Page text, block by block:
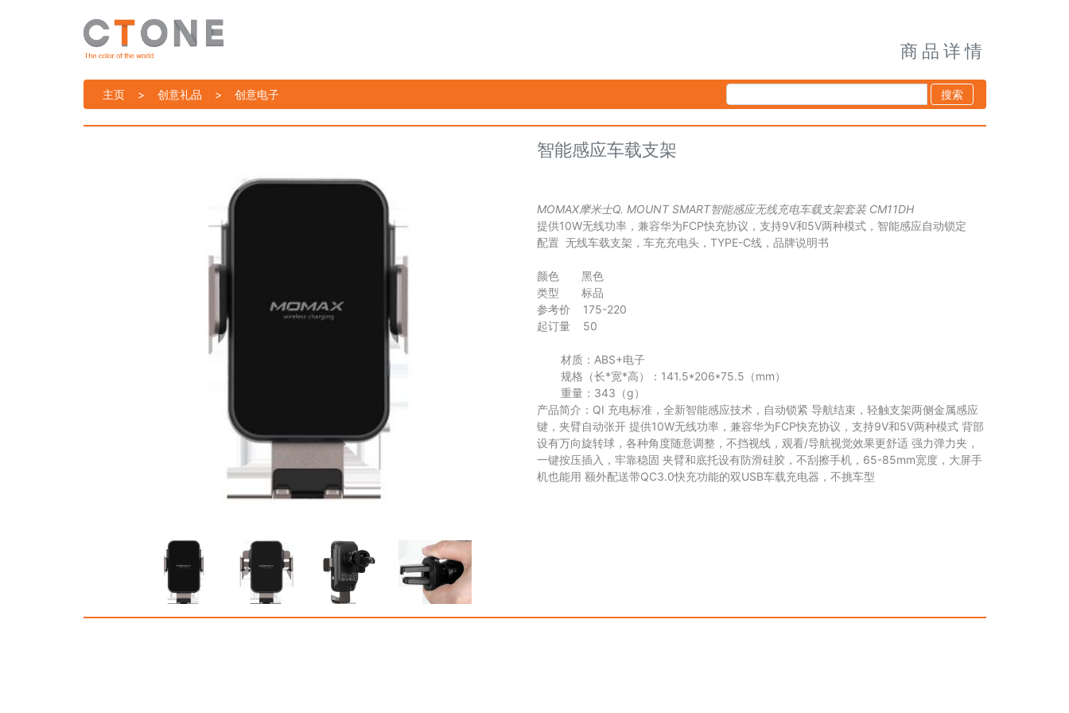
商品详情
主页 > 创意礼品 > 创意电子 搜索
智能感应车载支架
MOMAX摩米士Q. MOUNT SMART智能感应无线充电车载支架套装 CM11DH
提供10W无线功率，兼容华为FCP快充协议，支持9V和5V两种模式，智能感应自动锁定
配置 无线车载支架，车充充电头，TYPE-C线，品牌说明书
颜色 黑色
类型 标品
参考价 175-220
起订量 50
材质： ABS+电子
规格（长*宽*高）： 141.5*206*75.5（mm）
重量： 343 （g）
产品简介：QI 充电标准，全新智能感应技术，自动锁紧 导航结束，轻触支架两侧金属感应
键，夹臂自动张开 提供10W无线功率，兼容华为FCP快充协议，支持9V和5V两种模式 背部
设有万向旋转球，各种角度随意调整，不挡视线，观看/导航视觉效果更舒适 强力弹力夹，
一键按压插入，牢靠稳固 夹臂和底托设有防滑硅胶，不刮擦手机，65-85mm宽度，大屏手
机也能用 额外配送带QC3.0快充功能的双USB车载充电器，不挑车型